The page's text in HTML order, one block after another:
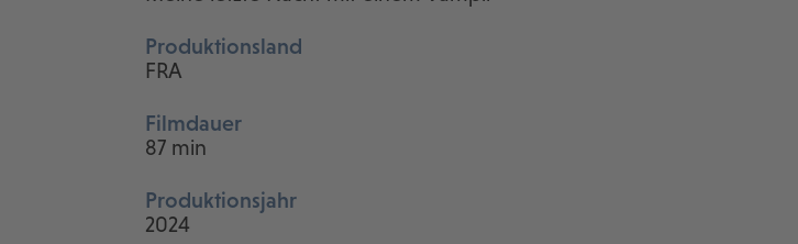
Produktionsland
FRA
Filmdauer
87 min
Produktionsjahr
2024